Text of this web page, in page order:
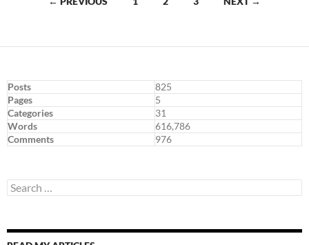
Posts
825
Pages
5
Categories
31
Words
616,786
Comments
976
Search
for: